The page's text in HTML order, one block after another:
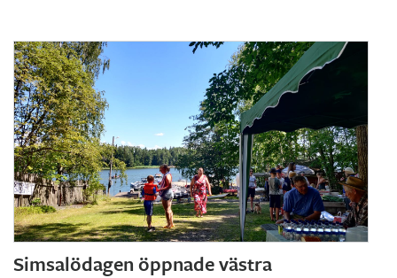
Simsalödagen öppnade västra